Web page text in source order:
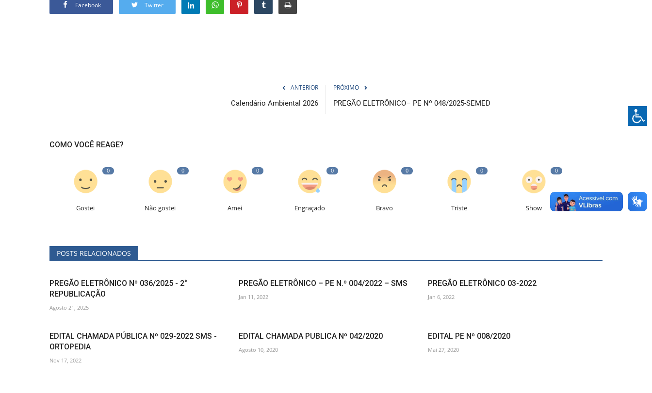
Facebook Twitter
ANTERIOR
Calendário Ambiental 2026
PRÓXIMO
PREGÃO ELETRÔNICO– PE Nº 048/2025-SEMED
COMO VOCÊ REAGE?
0
Gostei
0
Não gostei
0
Amei
0
Engraçado
0
Bravo
0
Triste
0
Show
POSTS RELACIONADOS
PREGÃO ELETRÔNICO Nº 036/2025 - 2°
REPUBLICAÇÃO
Agosto 21, 2025
PREGÃO ELETRÔNICO – PE N.º 004/2022 – SMS
Jan 11, 2022
PREGÃO ELETRÔNICO 03-2022
Jan 6, 2022
EDITAL CHAMADA PÚBLICA Nº 029-2022 SMS -
ORTOPEDIA
Nov 17, 2022
EDITAL CHAMADA PUBLICA Nº 042/2020
Agosto 10, 2020
EDITAL PE Nº 008/2020
Mai 27, 2020